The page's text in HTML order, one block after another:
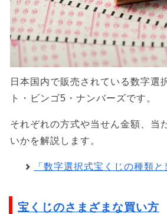
日本国内で販売されている数字選
ト・ビンゴ5・ナンバーズです。
それぞれの方式や当せん金額、当
いかを解説します。
「数字選択式宝くじの種類
宝くじのさまざまな買い方